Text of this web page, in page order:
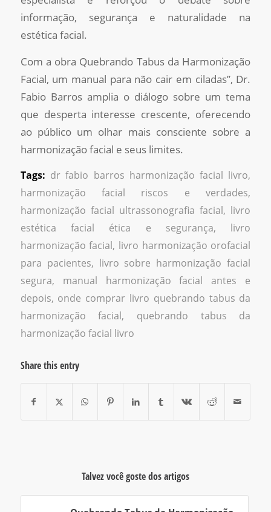
informação, segurança e naturalidade na
estética facial.
Com a obra Quebrando Tabus da Harmonização
Facial, um manual para não cair em ciladas”, Dr.
Fabio Barros amplia o diálogo sobre um tema
que desperta interesse crescente, oferecendo
ao público um olhar mais consciente sobre a
harmonização facial e seus limites.
Tags: dr fabio barros harmonização facial livro,
harmonização facial riscos e verdades,
harmonização facial ultrassonografia facial, livro
estética facial ética e segurança, livro
harmonização facial, livro harmonização orofacial
para pacientes, livro sobre harmonização facial
segura, manual harmonização facial antes e
depois, onde comprar livro quebrando tabus da
harmonização facial, quebrando tabus da
harmonização facial livro
Share this entry
Talvez você goste dos artigos